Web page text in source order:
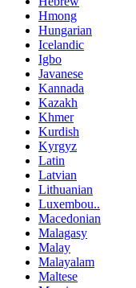
Hmong
Hungarian
Icelandic
Igbo
Javanese
Kannada
Kazakh
Khmer
Kurdish
Kyrgyz
Latin
Latvian
Lithuanian
Luxembou..
Macedonian
Malagasy
Malay
Malayalam
Maltese